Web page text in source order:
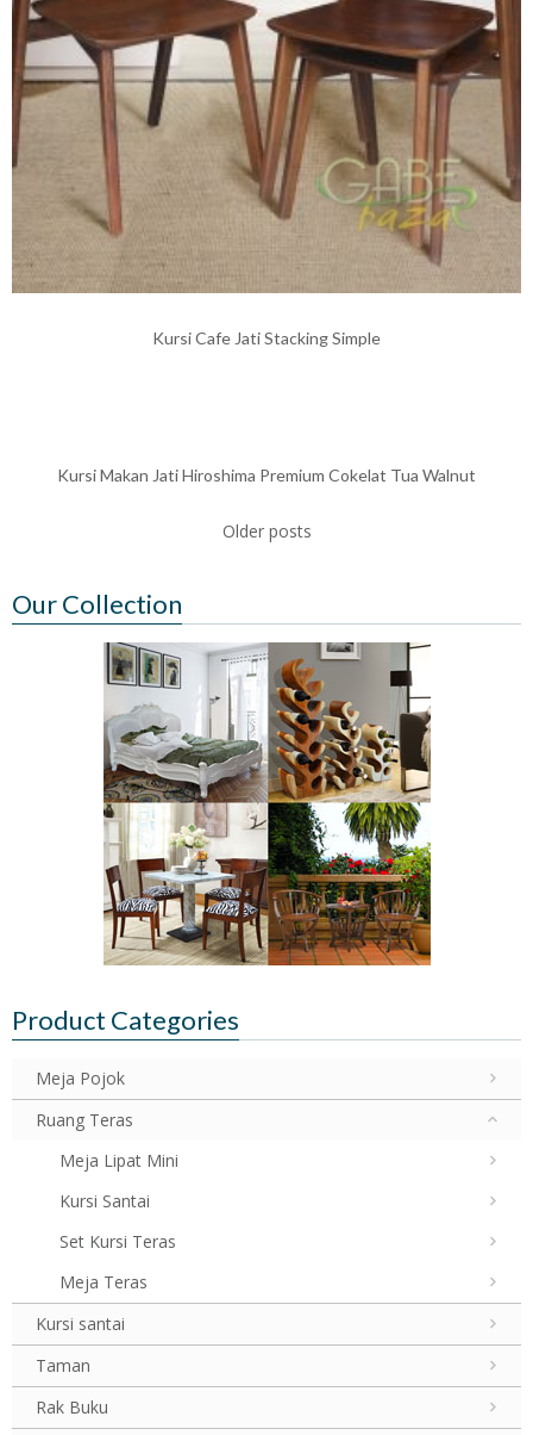
Kursi Cafe Jati Stacking Simple
Kursi Makan Jati Hiroshima Premium Cokelat Tua Walnut
Older posts
Our Collection
Product Categories
Meja Pojok
Ruang Teras
Meja Lipat Mini
Kursi Santai
Set Kursi Teras
Meja Teras
Kursi santai
Taman
Rak Buku